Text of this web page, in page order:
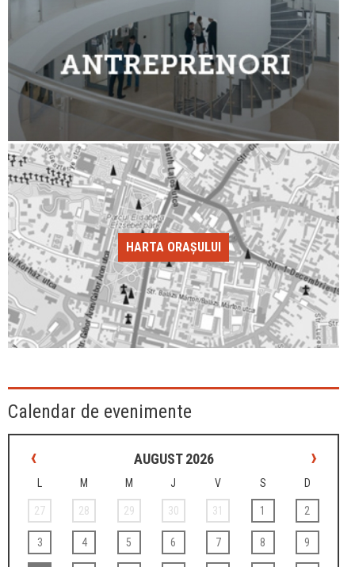
HARTA ORAȘULUI
Calendar de evenimente
‹ AUGUST 2026 ›
L M M J V S D
27 28 29 30 31 1 2
3 4 5 6 7 8 9